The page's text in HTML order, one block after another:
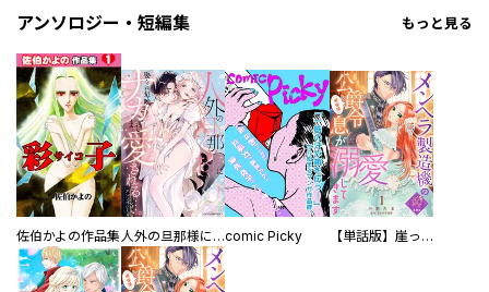
アンソロジー・短編集 もっと見る
佐伯かよの作品集 人外の旦那様に娶られ毎晩ナカまで愛される…。アンソロジーcomic Picky 【単話版】崖っぷち令嬢ですが、意地と策略で幸せになります！シリーズ